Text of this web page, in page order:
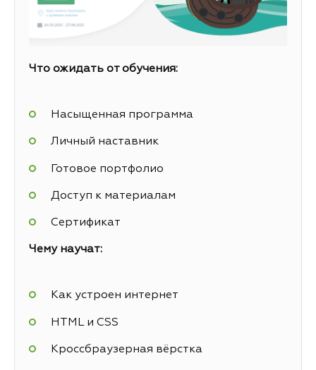
Что ожидать от обучения:
Насыщенная программа
Личный наставник
Готовое портфолио
Доступ к материалам
Сертификат
Чему научат:
Как устроен интернет
HTML и CSS
Кроссбраузерная вёрстка